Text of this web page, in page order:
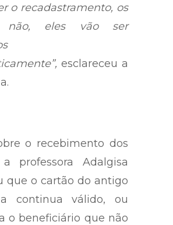
o recadastramento, os
não, eles vão ser
esclareceu a
o recebimento dos
a professora Adalgisa
que o cartão do antigo
continua válido, ou
o beneficiário que não